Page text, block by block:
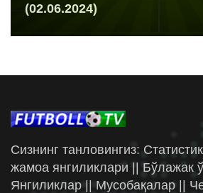
(02.06.2024)
Сизнинг танловингиз:
жамоа янгиликлари || Бўлажак
Янгиликлар || Мусобақалар ||